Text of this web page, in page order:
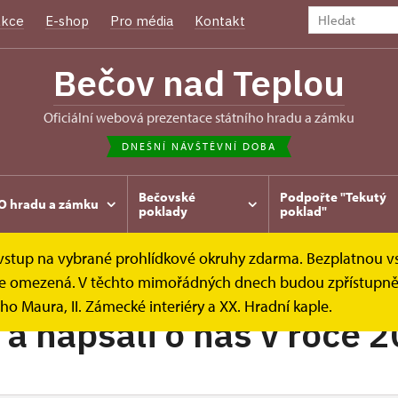
E-shop Pro média Kontakt
Bečov nad Teplou
oficiální webová prezentace státního hradu a zámku
DNEŠNÍ NÁVŠTĚVNÍ DOBA
hradu a zámku
Bečovské
poklady
Podpořte "Tekutý
poklad"
na vybrané prohlídkové okruhy zdarma. Bezplatnou
V těchto mimořádných dnech budou
Maura, II. Zámecké interiéry a XX. Hradní kaple.
ohlasy 2022
napsali o nás v roce